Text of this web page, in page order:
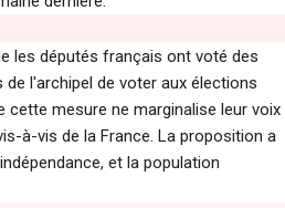
les députés français ont voté des
l'archipel de voter aux élections
cette mesure ne marginalise leur voix
à-vis de la France. La proposition a
et la population